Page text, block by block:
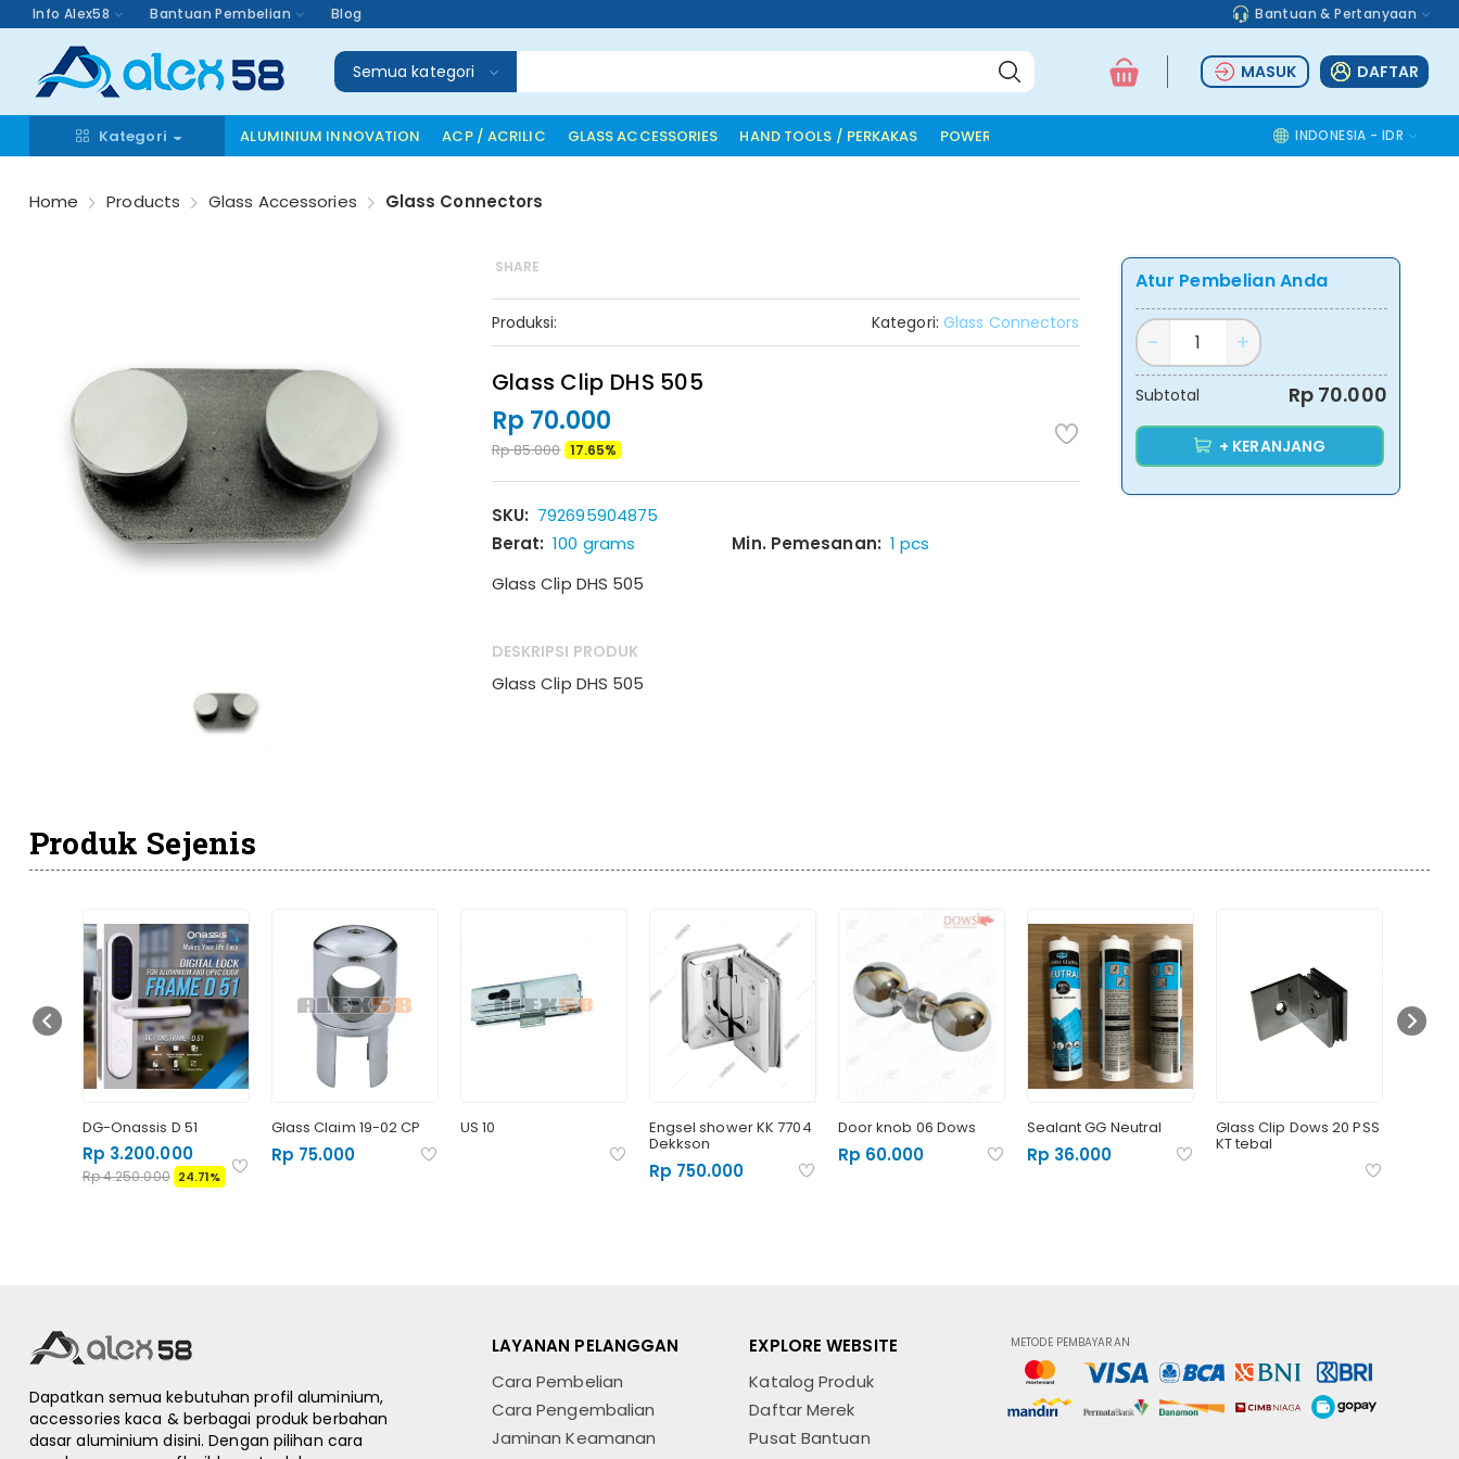
Info Alex58 Bantuan Pembelian Blog Bantuan & Pertanyaan
Semua kategori MASUK DAFTAR
Kategori ALUMINIUM INNOVATION ACP / ACRILIC GLASS ACCESSORIES HAND TOOLS / PERKAKAS POWER TOOLS SAFETY TOOLS
INDONESIA - IDR
Home Products Glass Accessories Glass Connectors
SHARE
Produksi: Kategori: Glass Connectors
Glass Clip DHS 505
Rp 70.000
Rp 85.000 17.65%
SKU: 792695904875
Berat: 100 grams Min. Pemesanan: 1 pcs
Glass Clip DHS 505
DESKRIPSI PRODUK
Glass Clip DHS 505
Atur Pembelian Anda
Subtotal Rp 70.000
+ KERANJANG
Produk Sejenis
DG-Onassis D 51
Rp 3.200.000
Rp 4.250.000 24.71%
Glass Claim 19-02 CP
Rp 75.000
US 10 Engsel shower KK 7704
Dekkson
Rp 750.000
Door knob 06 Dows
Rp 60.000
Sealant GG Neutral
Rp 36.000
Glass Clip Dows 20 PSS
KT tebal
Dapatkan semua kebutuhan profil aluminium,
accessories kaca & berbagai produk berbahan
dasar aluminium disini. Dengan pilihan cara
LAYANAN PELANGGAN
Cara Pembelian
Cara Pengembalian
Jaminan Keamanan
EXPLORE WEBSITE
Katalog Produk
Daftar Merek
Pusat Bantuan
METODE PEMBAYARAN